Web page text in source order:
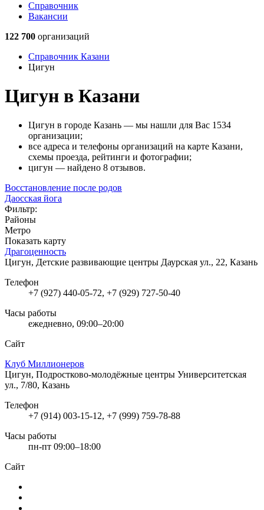
Справочник
Вакансии
122 700 организаций
Справочник Казани
Цигун
Цигун в Казани
Цигун в городе Казань — мы нашли для Вас 1534
организации;
все адреса и телефоны организаций на карте Казани,
схемы проезда, рейтинги и фотографии;
цигун — найдено 8 отзывов.
Восстановление после родов
Даосская йога
Фильтр:
Районы
Метро
Показать карту
Драгоценность
Цигун, Детские развивающие центры Даурская ул., 22, Казань
Телефон
+7 (927) 440-05-72, +7 (929) 727-50-40
Часы работы
ежедневно, 09:00–20:00
Сайт
Клуб Миллионеров
Цигун, Подростково-молодёжные центры Университетская
ул., 7/80, Казань
Телефон
+7 (914) 003-15-12, +7 (999) 759-78-88
Часы работы
пн-пт 09:00–18:00
Сайт